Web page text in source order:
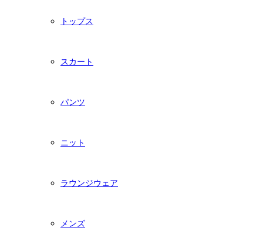
トップス
スカート
パンツ
ニット
ラウンジウェア
メンズ